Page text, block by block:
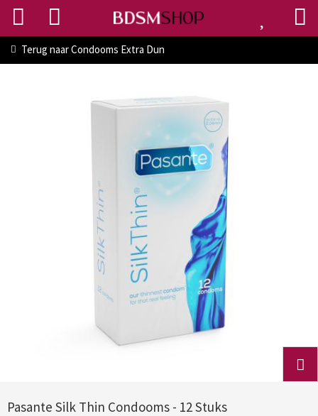
Terug naarCondooms Extra Dun
Pasante Silk Thin Condooms - 12 Stuks